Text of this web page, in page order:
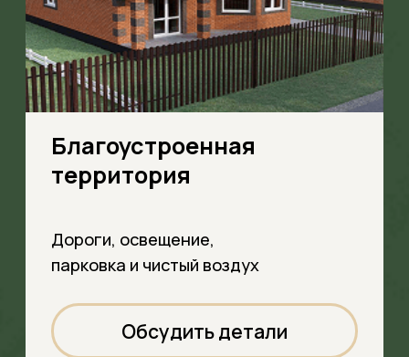
Оформляем ипотеку с
минимальной процентной ставкой,
чтобы платеж был комфортным
Льготная ипотека
Заселение без ожидания
часть суммы позже
первоначальный срок